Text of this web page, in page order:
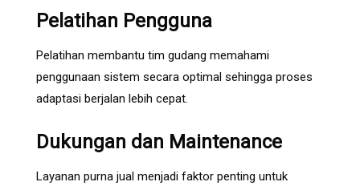
Pelatihan Pengguna
Pelatihan membantu tim gudang memahami
penggunaan sistem secara optimal sehingga proses
adaptasi berjalan lebih cepat.
Dukungan dan Maintenance
Layanan purna jual menjadi faktor penting untuk